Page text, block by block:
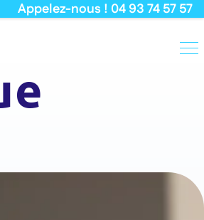
Appelez-nous ! 04 93 74 57 57